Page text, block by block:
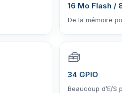
16 Mo Flash /
De la mémoire
🧰
34 GPIO
Beaucoup d’E/S